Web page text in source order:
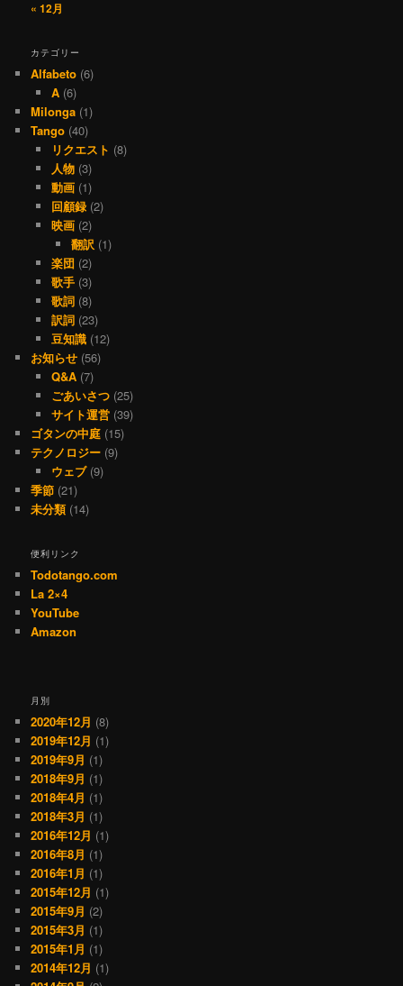
« 12月
カテゴリー
Alfabeto (6)
A(6)
Milonga (1)
Tango (40)
リクエスト (8)
人物(3)
動画(1)
回顧録(2)
映画(2)
翻訳 (1)
楽団 (2)
歌手(3)
歌詞(8)
訳詞(23)
豆知識(12)
お知らせ (56)
Q&A(7)
ごあいさつ(25)
サイト運営(39)
ゴタンの中庭 (15)
テクノロジー (9)
ウェブ(9)
季節 (21)
未分類(14)
便利リンク
Todotango.com
La 2×4
YouTube
Amazon
月別
2020年12月 (8)
2019年12月 (1)
2019年9月 (1)
2018年9月 (1)
2018年4月 (1)
2018年3月 (1)
2016年12月 (1)
2016年8月 (1)
2016年1月 (1)
2015年12月 (1)
2015年9月 (2)
2015年3月 (1)
2015年1月 (1)
2014年12月 (1)